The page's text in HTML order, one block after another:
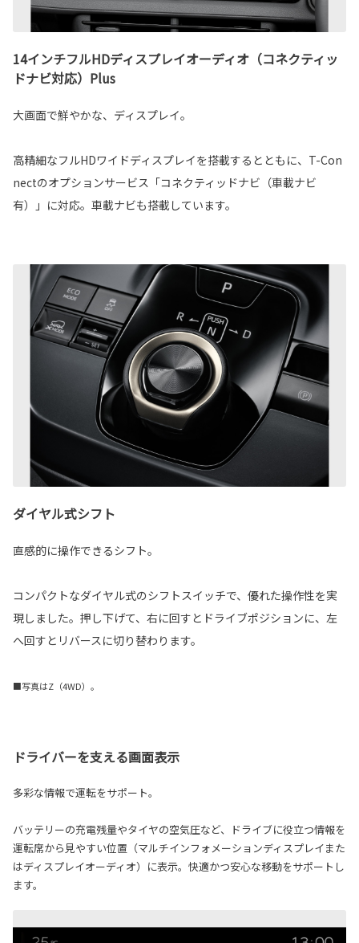
14インチフルHDディスプレイオーディオ（コネクティッ
ドナビ対応）Plus
大画面で鮮やかな、ディスプレイ。
高精細なフルHDワイドディスプレイを搭載するとともに、T-Con
nectのオプションサービス「コネクティッドナビ（車載ナビ
有）」に対応。車載ナビも搭載しています。
ダイヤル式シフト
直感的に操作できるシフト。
コンパクトなダイヤル式のシフトスイッチで、優れた操作性を実
現しました。押し下げて、右に回すとドライブポジションに、左
へ回すとリバースに切り替わります。
■写真はZ（4WD）。
ドライバーを支える画面表示
多彩な情報で運転をサポート。
バッテリーの充電残量やタイヤの空気圧など、ドライブに役立つ情報を
運転席から見やすい位置（マルチインフォメーションディスプレイまた
はディスプレイオーディオ）に表示。快適かつ安心な移動をサポートし
ます。